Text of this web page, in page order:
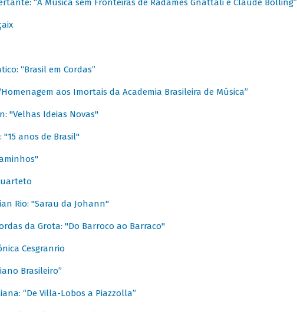
“A Música sem Fronteiras de Radamés Gnattali e Claude Bolling”
“Brasil em Cordas”
aos Imortais da Academia Brasileira de Música”
"Velhas Ideias Novas"
"15 anos de Brasil"
Rio: "Sarau da Johann"
da Grota: "Do Barroco ao Barraco"
Cesgranrio
Brasileiro”
“De Villa-Lobos a Piazzolla”